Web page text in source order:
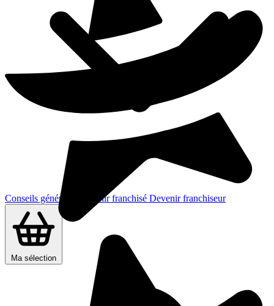
Conseils généraux Devenir franchisé Devenir franchiseur
Ma sélection